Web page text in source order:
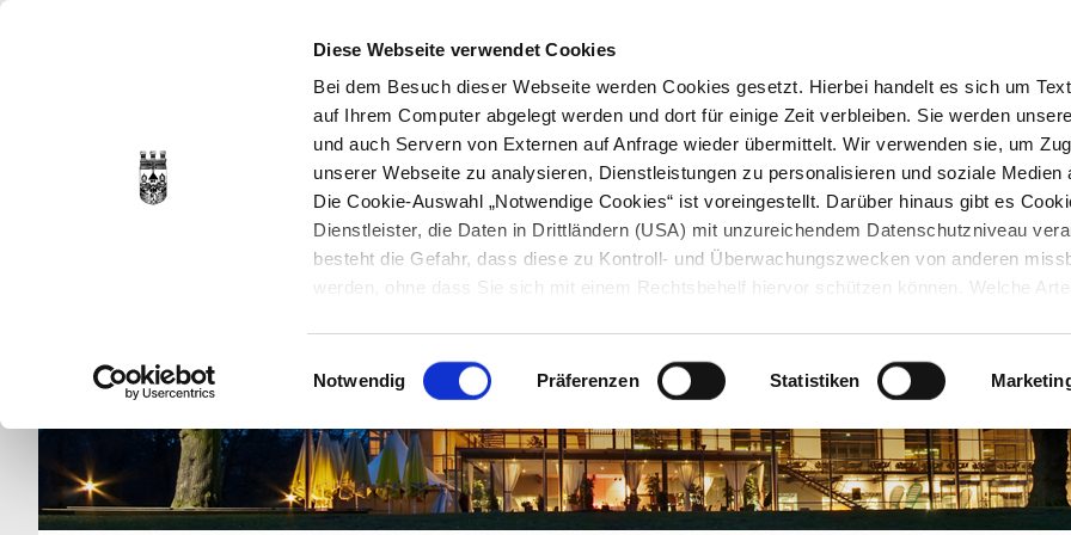
Diese Webseite verwendet Cookies
Bei dem Besuch dieser Webseite werden Cookies gesetzt. Hierbei handelt es sich um
auf Ihrem Computer abgelegt werden und dort für einige Zeit verbleiben. Sie werden
und auch Servern von Externen auf Anfrage wieder übermittelt. Wir verwenden sie, um
unserer Webseite zu analysieren, Dienstleistungen zu personalisieren und soziale Medien
Die Cookie-Auswahl „Notwendige Cookies“ ist voreingestellt. Darüber hinaus gibt es
Dienstleister, die Daten in Drittländern (USA) mit unzureichendem Datenschutzniveau
besteht die Gefahr, dass diese zu Kontroll- und Überwachungszwecken von anderen
werden, ohne dass Sie sich mit einem Rechtsbehelf hiervor schützen können. Welche
Datenschutzerklärung
entnehmen. Die von Ihnen getroffene Auswahl der gewünschten
jederzeit mit Wirkung für die Zukunft angepasst oder
werden.
Einwilligungsauswahl
Notwendig Präferenzen Statistiken
STARTSEITE